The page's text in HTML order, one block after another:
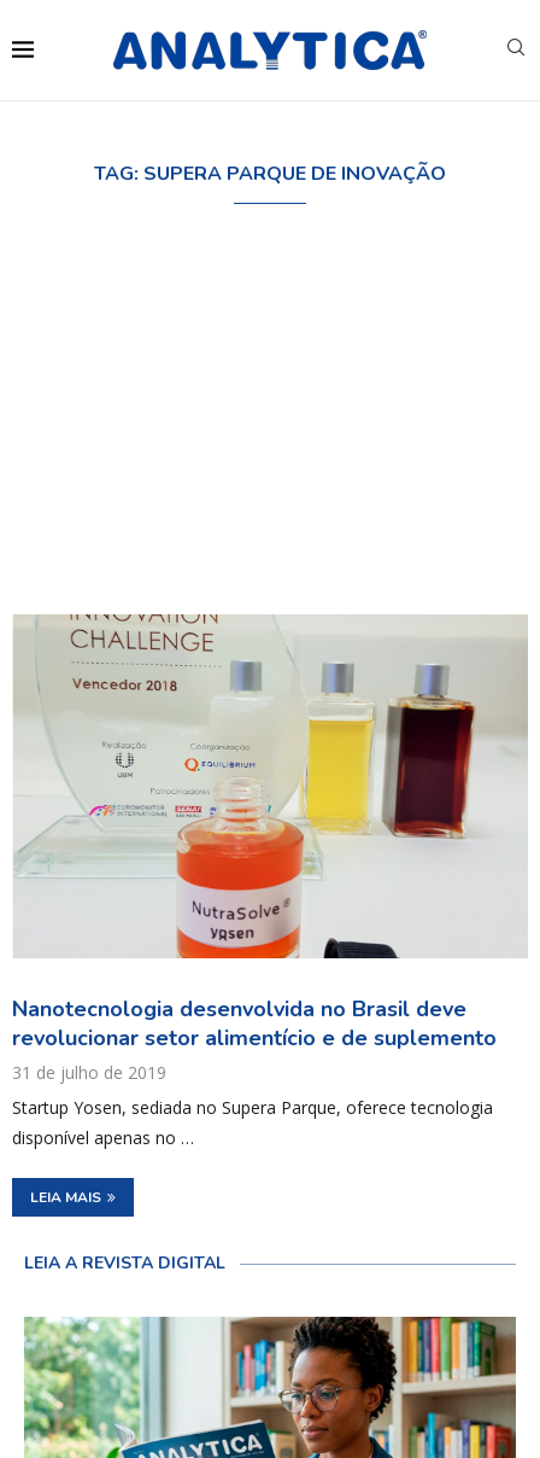
TAG: SUPERA PARQUE DE INOVAÇÃO
Nanotecnologia desenvolvida no Brasil deve
revolucionar setor alimentício e de suplemento
31 de julho de 2019
Startup Yosen, sediada no Supera Parque, oferece tecnologia
disponível apenas no …
LEIA MAIS
LEIA A REVISTA DIGITAL